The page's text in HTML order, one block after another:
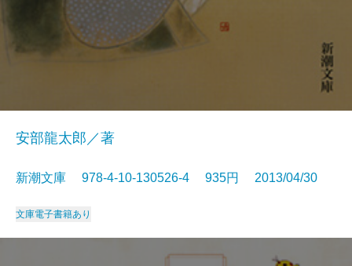
安部龍太郎／著
新潮文庫 978-4-10-130526-4 935円 2013/04/30
文庫電子書籍あり